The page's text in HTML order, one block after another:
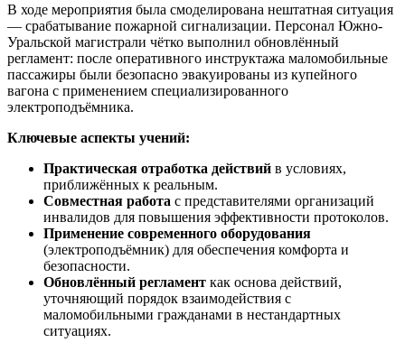
В ходе мероприятия была смоделирована нештатная ситуация
— срабатывание пожарной сигнализации. Персонал Южно-
Уральской магистрали чётко выполнил обновлённый
регламент: после оперативного инструктажа маломобильные
пассажиры были безопасно эвакуированы из купейного
вагона с применением специализированного
электроподъёмника.
Ключевые аспекты учений:
Практическая отработка действий в условиях,
приближённых к реальным.
Совместная работа с представителями организаций
инвалидов для повышения эффективности протоколов.
Применение современного оборудования
(электроподъёмник) для обеспечения комфорта и
безопасности.
Обновлённый регламент как основа действий,
уточняющий порядок взаимодействия с
маломобильными гражданами в нестандартных
ситуациях.